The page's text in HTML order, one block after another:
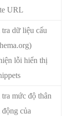
URL
dữ liệu cấu
lỗi hiển thị
mức độ thân
của